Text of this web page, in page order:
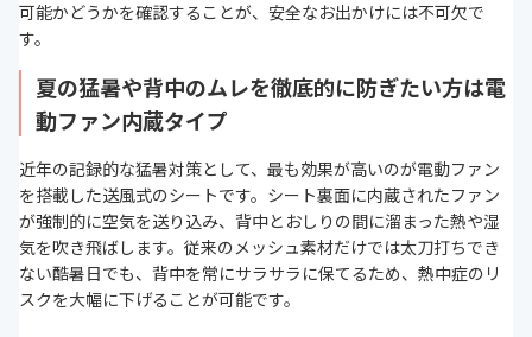
可能かどうかを確認することが、安全なお出かけには不可欠で
す。
夏の猛暑や背中のムレを徹底的に防ぎたい方は電
動ファン内蔵タイプ
近年の記録的な猛暑対策として、最も効果が高いのが電動ファン
を搭載した送風式のシートです。シート裏面に内蔵されたファン
が強制的に空気を送り込み、背中とおしりの間に溜まった熱や湿
気を吹き飛ばします。従来のメッシュ素材だけでは太刀打ちでき
ない酷暑日でも、背中を常にサラサラに保てるため、熱中症のリ
スクを大幅に下げることが可能です。